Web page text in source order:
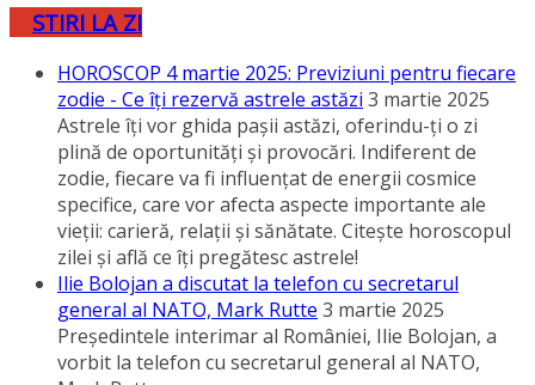
STIRI LA ZI
HOROSCOP 4 martie 2025: Previziuni pentru fiecare
zodie - Ce îţi rezervă astrele astăzi 3 martie 2025
Astrele îţi vor ghida paşii astăzi, oferindu-ţi o zi
plină de oportunităţi şi provocări. Indiferent de
zodie, fiecare va fi influenţat de energii cosmice
specifice, care vor afecta aspecte importante ale
vieţii: carieră, relaţii şi sănătate. Citeşte horoscopul
zilei şi află ce îţi pregătesc astrele!
Ilie Bolojan a discutat la telefon cu secretarul
general al NATO, Mark Rutte 3 martie 2025
Preşedintele interimar al României, Ilie Bolojan, a
vorbit la telefon cu secretarul general al NATO,